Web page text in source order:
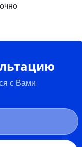
с Вами